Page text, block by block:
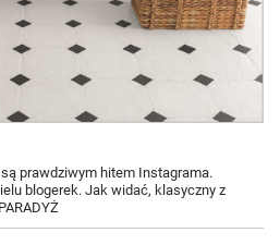
prawdziwym hitem Instagrama.
blogerek. Jak widać, klasyczny z